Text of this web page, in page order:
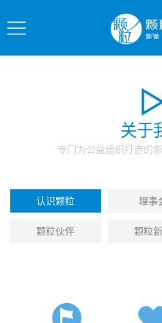
关于
专门为公益组织打造的
认识颗粒 理事
颗粒伙伴 颗粒